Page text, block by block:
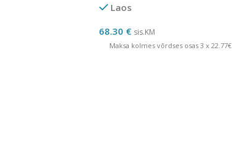
Laos
68.30 € sis.KM
Maksa kolmes võrdses osas 3 x 22.77€